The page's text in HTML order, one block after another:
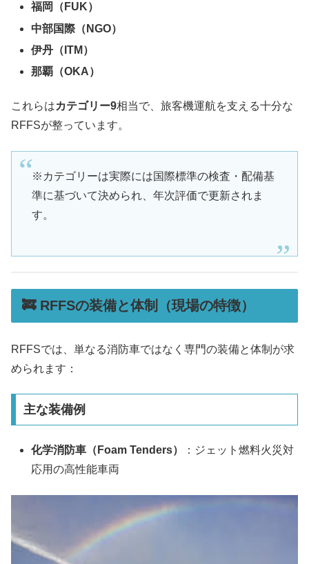
福岡（FUK）
中部国際（NGO）
伊丹（ITM）
那覇（OKA）
これらはカテゴリー9相当で、旅客機運航を支える十分な
RFFSが整っています。
※カテゴリーは実際には国際標準の検査・配備基
準に基づいて決められ、年次評価で更新されま
す。
🚒 RFFSの装備と体制（現場の特徴）
RFFSでは、単なる消防車ではなく専門の装備と体制が求
められます：
主な装備例
化学消防車（Foam Tenders）
：ジェット燃料火災対
応用の高性能車両